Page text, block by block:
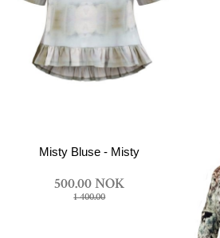
Misty Bluse - Misty
500.00 NOK
1 400.00